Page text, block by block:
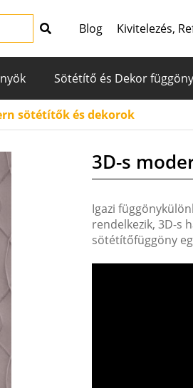
Blog Kivitelezés,
Sötétítő és Dekor
sötétítők és dekorok
3D-s
Igazi
rendelkezik, 3D-s
sötétítőfüggöny